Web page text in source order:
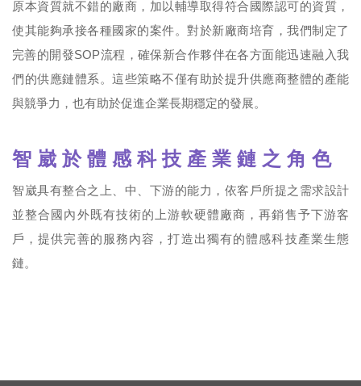
原本資質就不錯的廠商，加以輔導取得符合國際認可的資質，
使其能夠承接各種國家的案件。對於新廠商培育，我們制定了
完善的開發SOP流程，確保新合作夥伴在各方面能迅速融入我
們的供應鏈體系。這些策略不僅有助於提升供應商整體的產能
與競爭力，也有助於促進企業長期穩定的發展。
智 崴 於 體 感 科 技 產 業 鏈 之 角 色
智崴具有整合之上、中、下游的能力，依客戶所提之需求設計
並整合國內外既有技術的上游軟硬體廠商，再銷售予下游客
戶，提供完善的服務內容，打造出獨有的體感科技產業生態
鏈。